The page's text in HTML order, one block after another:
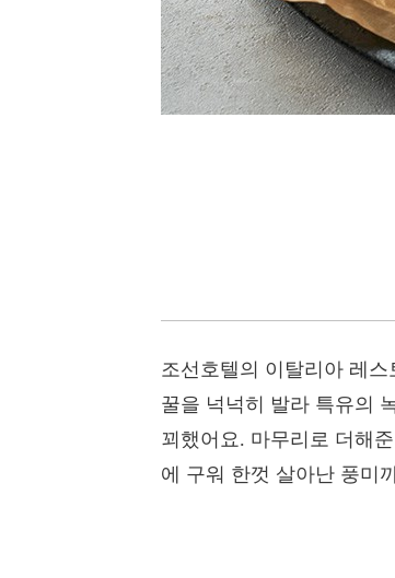
조선호텔의 이탈리아 레
꿀을 넉넉히 발라 특유의
꾀했어요. 마무리로 더해
에 구워 한껏 살아난 풍미